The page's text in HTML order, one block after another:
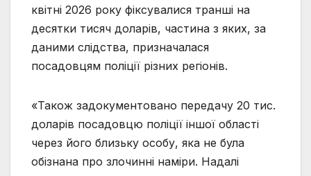
квітні 2026 року фіксувалися транші на
десятки тисяч доларів, частина з яких, за
даними слідства, призначалася
посадовцям поліції різних регіонів.
«Також задокументовано передачу 20 тис.
доларів посадовцю поліції іншої області
через його близьку особу, яка не була
обізнана про злочинні наміри. Надалі